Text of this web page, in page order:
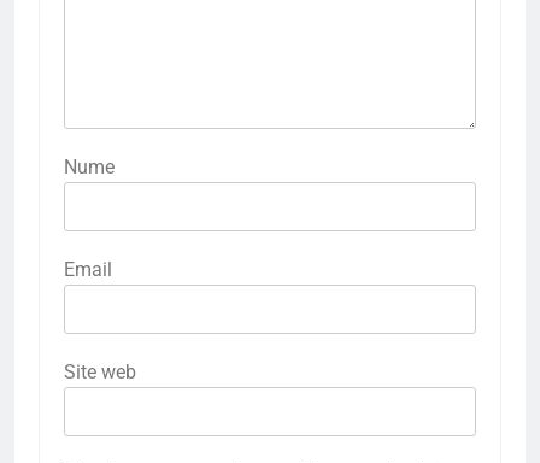
Nume
Email
Site web